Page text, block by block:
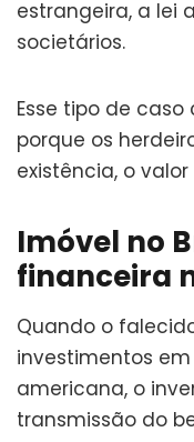
estrangeira, a lei
societários.
Esse tipo de
porque os
existência, o
Imóvel no
financeira
Quando o
investimentos
americana, o
transmissão do